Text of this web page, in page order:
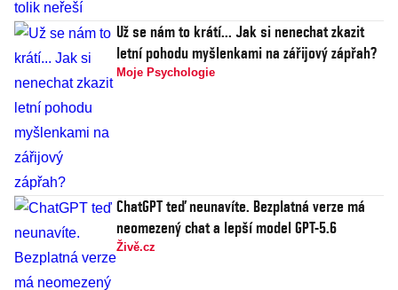
Už se nám to krátí... Jak si nenechat zkazit
letní pohodu myšlenkami na zářijový zápřah?
Moje Psychologie
ChatGPT teď neunavíte. Bezplatná verze má
neomezený chat a lepší model GPT-5.6
Živě.cz